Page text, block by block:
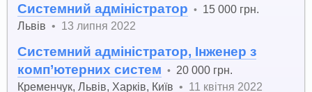
Системний адміністратор • 15 000 грн.
Львів • 13 липня 2022
Системний адміністратор, Інженер з
комп’ютерних систем • 20 000 грн.
Кременчук,Львів, Харків, Київ • 11 квітня 2022